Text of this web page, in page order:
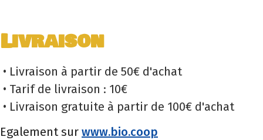
Livraison
• Livraison à partir de 50€ d'achat
• Tarif de livraison : 10€
• Livraison gratuite à partir de 100€ d'achat
Egalement sur www.bio.coop